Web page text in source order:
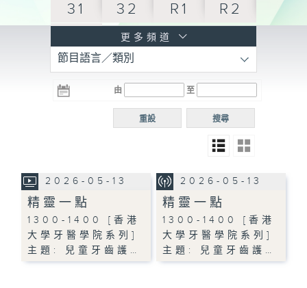
31 32 R1 R2
R3
電台 電台
R5
電台
普通
更多頻道
節目語言／類別
由 至
搜尋
重設
2026-05-13
精靈一點
1300-1400 [香港
大學牙醫學院系列]
主題: 兒童牙齒護…
2026-05-13
精靈一點
1300-1400 [香港
大學牙醫學院系列]
主題: 兒童牙齒護…